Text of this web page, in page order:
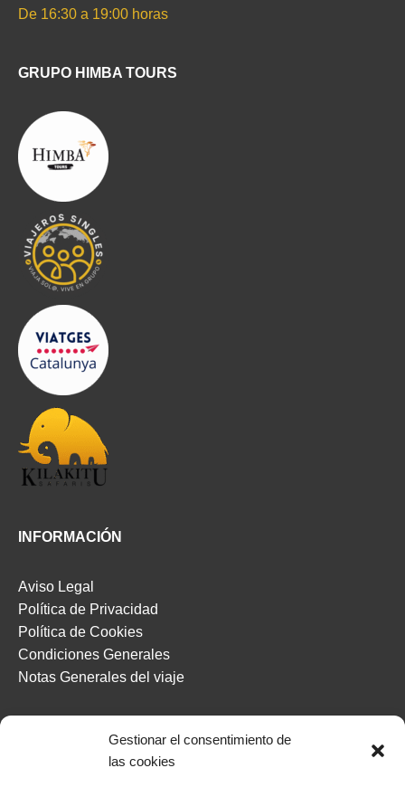
Gestionar el consentimiento de
las cookies
De 16:30 a 19:00 horas
GRUPO HIMBA TOURS
INFORMACIÓN
Aviso Legal
Política de Privacidad
Política de Cookies
Condiciones Generales
Notas Generales del viaje